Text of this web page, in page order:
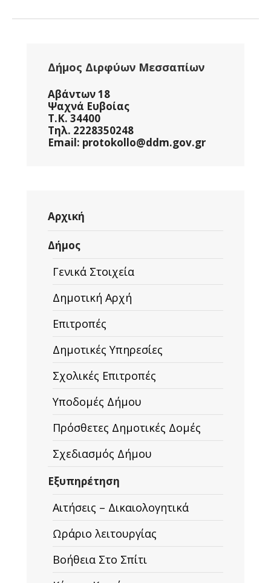
Δήμος Διρφύων Μεσσαπίων
Αβάντων 18
Ψαχνά Ευβοίας
Τ.Κ. 34400
Τηλ. 2228350248
Email: protokollo@ddm.gov.gr
Αρχική
Δήμος
Γενικά Στοιχεία
Δημοτική Αρχή
Επιτροπές
Δημοτικές Υπηρεσίες
Σχολικές Επιτροπές
Υποδομές Δήμου
Πρόσθετες Δημοτικές Δομές
Σχεδιασμός Δήμου
Εξυπηρέτηση
Αιτήσεις – Δικαιολογητικά
Ωράριο λειτουργίας
Βοήθεια Στο Σπίτι